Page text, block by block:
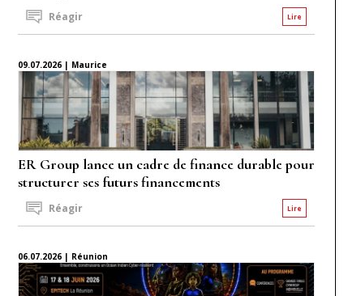
Lire
Réagir
09.07.2026 | Maurice
ER Group lance un cadre de finance durable pour
structurer ses futurs financements
Lire
Réagir
06.07.2026 | Réunion